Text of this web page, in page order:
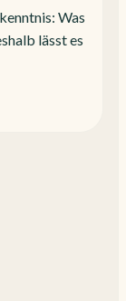
Was
lässt es